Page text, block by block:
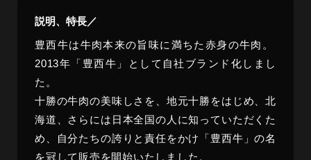
説明、特長／
豊西牛は牛肉本来の旨味に満ちた赤身の牛肉 。
2013年「豊西牛」として自社ブランド化しまし
た 。
十勝の牛肉の美味しさを、地元十勝をはじめ、北
海道、さらには日本全国の人に知っていただくた
め、自分たちの誇りと責任をかけ「豊西牛」の名
を冠して販売を開始いたしました 。